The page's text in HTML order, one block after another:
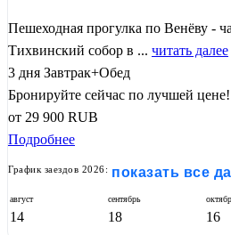
Пешеходная прогулка по Венёву -
Тихвинский собор в ... читать далее
3 дня Завтрак+Обед
Бронируйте сейчас по лучшей цене!
от 29 900 RUB
Подробнее
График заездов 2026: показать все
август
14
сентябрь
18 16